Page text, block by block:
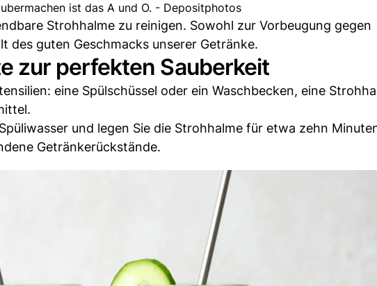
ist das A und O. - Depositphotos
Strohhalme zu reinigen. Sowohl zur Vorbeugung gegen
des guten Geschmacks unserer Getränke.
zur perfekten Sauberkeit
eine Spülschüssel oder ein Waschbecken, eine
und legen Sie die Strohhalme für etwa zehn
Getränkerückstände.